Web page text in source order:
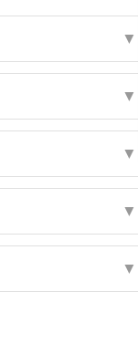
▼
▼
▼
▼
▼